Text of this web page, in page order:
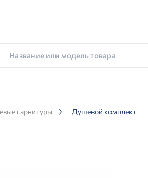
гарнитуры Душевой комплект